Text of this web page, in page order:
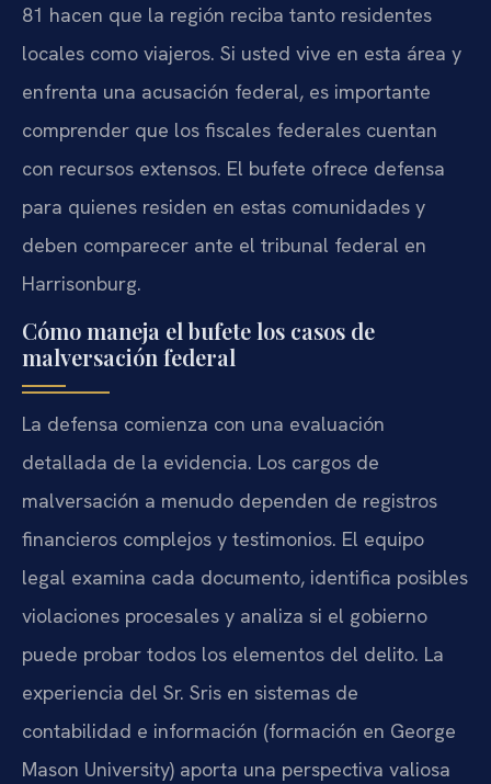
81 hacen que la región reciba tanto residentes
locales como viajeros. Si usted vive en esta área y
enfrenta una acusación federal, es importante
comprender que los fiscales federales cuentan
con recursos extensos. El bufete ofrece defensa
para quienes residen en estas comunidades y
deben comparecer ante el tribunal federal en
Harrisonburg.
Cómo maneja el bufete los casos de
malversación federal
La defensa comienza con una evaluación
detallada de la evidencia. Los cargos de
malversación a menudo dependen de registros
financieros complejos y testimonios. El equipo
legal examina cada documento, identifica posibles
violaciones procesales y analiza si el gobierno
puede probar todos los elementos del delito. La
experiencia del Sr. Sris en sistemas de
contabilidad e información (formación en George
Mason University) aporta una perspectiva valiosa